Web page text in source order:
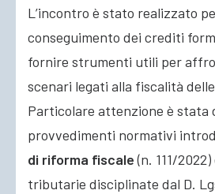
L’incontro è stato realizzato
conseguimento dei crediti
fornire strumenti utili per
scenari legati alla fiscalità
Particolare attenzione è stata
provvedimenti normativi
di riforma fiscale(n. 111/
tributarie disciplinate dal D.